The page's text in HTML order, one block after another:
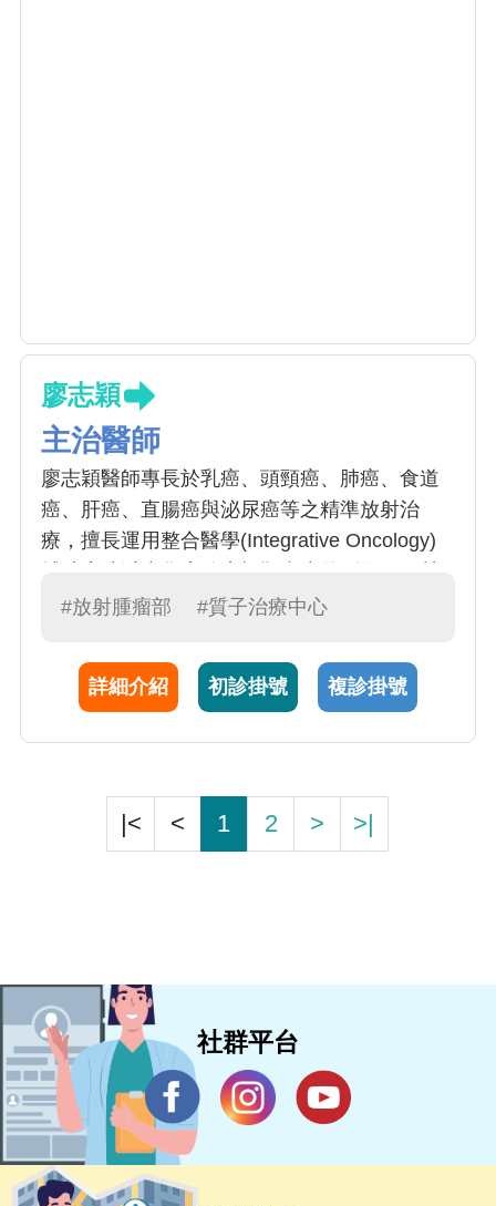
廖志穎
主治醫師
廖志穎醫師專長於乳癌、頭頸癌、肺癌、食道
癌、肝癌、直腸癌與泌尿癌等之精準放射治
療，擅長運用整合醫學(Integrative Oncology)
養補充醫學提升病患抗發炎、免疫系統的功
國家品質標章，完整提供病人全人全方位的癌
症治療與照護品質。
#放射腫瘤部 #質子治療中心
詳細介紹 初診掛號 複診掛號
|< < 1 2 > >|
社群平台